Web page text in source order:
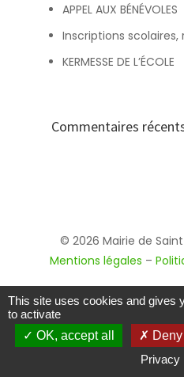
APPEL AUX BÉNÉVOLES
Inscriptions
KERMESSE DE L’ÉCOLE
Commentaires
© 2026 Mairie de
Mentions légales –
This site uses cookies and gives
to activate
OK, accept all
Privacy